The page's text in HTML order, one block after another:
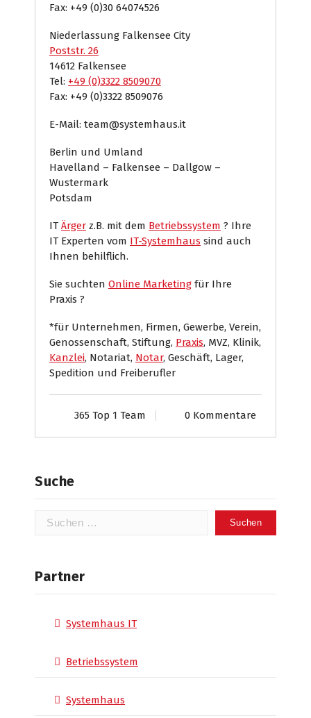
Fax: +49 (0)30 64074526
Niederlassung Falkensee City
Poststr. 26
14612 Falkensee
Tel: +49 (0)3322 8509070
Fax: +49 (0)3322 8509076
E-Mail: team@systemhaus.it
Berlin und Umland
Havelland – Falkensee – Dallgow –
Wustermark
Potsdam
IT Ärger z.B. mit dem Betriebssystem ? Ihre
IT Experten vom IT-Systemhaus sind auch
Ihnen behilflich.
Sie suchten Online Marketing für Ihre
Praxis ?
*für Unternehmen, Firmen, Gewerbe, Verein,
Genossenschaft, Stiftung, Praxis, MVZ, Klinik,
Kanzlei, Notariat, Notar, Geschäft, Lager,
Spedition und Freiberufler
365 Top 1 Team 0 Kommentare
Suche
Suchen
Partner
Systemhaus IT
Betriebssystem
Systemhaus